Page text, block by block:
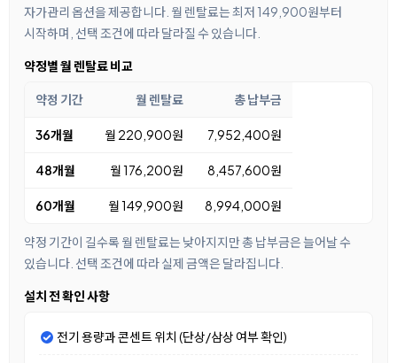
자가관리 옵션을 제공합니다. 월 렌탈료는 최저 149,900원부터
시작하며, 선택 조건에 따라 달라질 수 있습니다.
약정별 월 렌탈료 비교
약정 기간 월 렌탈료 총 납부금
36개월 월 220,900원 7,952,400원
48개월 월 176,200원 8,457,600원
60개월 월 149,900원 8,994,000원
약정 기간이 길수록 월 렌탈료는 낮아지지만 총 납부금은 늘어날 수
있습니다. 선택 조건에 따라 실제 금액은 달라집니다.
설치 전 확인 사항
전기 용량과 콘센트 위치 (단상/삼상 여부 확인)